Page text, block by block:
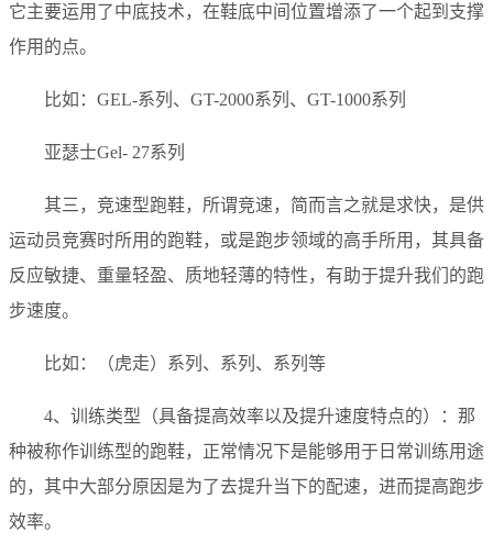
它主要运用了中底技术，在鞋底中间位置增添了一个起到支撑
作用的点。
比如：GEL-系列、GT-2000系列、GT-1000系列
亚瑟士Gel- 27系列
其三，竞速型跑鞋，所谓竞速，简而言之就是求快，是供
运动员竞赛时所用的跑鞋，或是跑步领域的高手所用，其具备
反应敏捷、重量轻盈、质地轻薄的特性，有助于提升我们的跑
步速度。
比如：（虎走）系列、系列、系列等
4、训练类型（具备提高效率以及提升速度特点的）：那
种被称作训练型的跑鞋，正常情况下是能够用于日常训练用途
的，其中大部分原因是为了去提升当下的配速，进而提高跑步
效率。